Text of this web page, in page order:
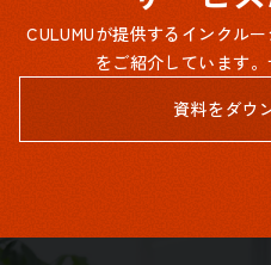
CULUMUが提供するインクル
をご紹介しています。
資料をダウ